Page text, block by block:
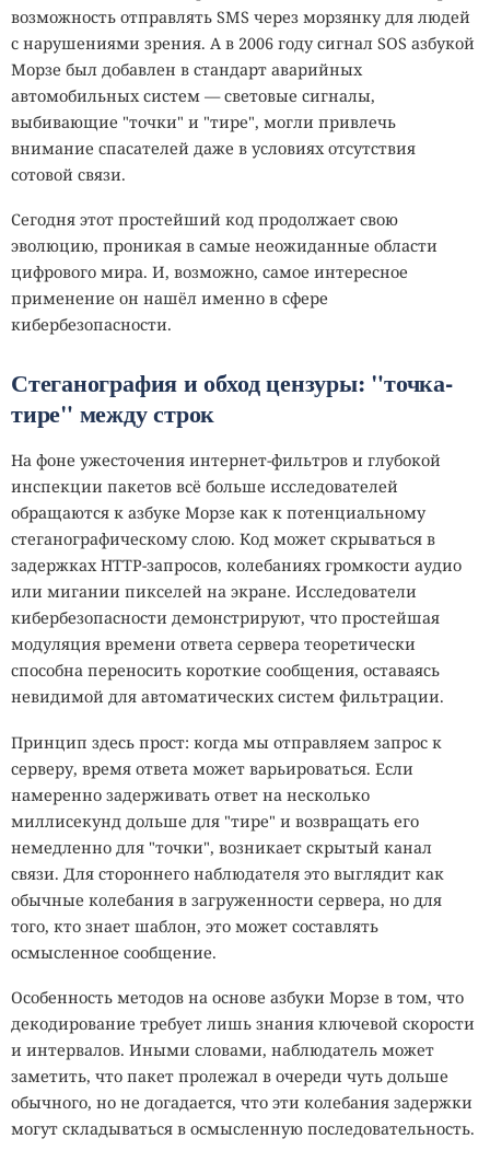
возможность отправлять SMS через морзянку для людей
с нарушениями зрения. А в 2006 году сигнал SOS азбукой
Морзе был добавлен в стандарт аварийных
автомобильных систем — световые сигналы,
выбивающие "точки" и "тире", могли привлечь
внимание спасателей даже в условиях отсутствия
сотовой связи.
Сегодня этот простейший код продолжает свою
эволюцию, проникая в самые неожиданные области
цифрового мира. И, возможно, самое интересное
применение он нашёл именно в сфере
кибербезопасности.
Стеганография и обход цензуры: "точка-
тире" между строк
На фоне ужесточения интернет-фильтров и глубокой
инспекции пакетов всё больше исследователей
обращаются к азбуке Морзе как к потенциальному
стеганографическому слою. Код может скрываться в
задержках HTTP-запросов, колебаниях громкости аудио
или мигании пикселей на экране. Исследователи
кибербезопасности демонстрируют, что простейшая
модуляция времени ответа сервера теоретически
способна переносить короткие сообщения, оставаясь
невидимой для автоматических систем фильтрации.
Принцип здесь прост: когда мы отправляем запрос к
серверу, время ответа может варьироваться. Если
намеренно задерживать ответ на несколько
миллисекунд дольше для "тире" и возвращать его
немедленно для "точки", возникает скрытый канал
связи. Для стороннего наблюдателя это выглядит как
обычные колебания в загруженности сервера, но для
того, кто знает шаблон, это может составлять
осмысленное сообщение.
Особенность методов на основе азбуки Морзе в том, что
декодирование требует лишь знания ключевой скорости
и интервалов. Иными словами, наблюдатель может
заметить, что пакет пролежал в очереди чуть дольше
обычного, но не догадается, что эти колебания задержки
могут складываться в осмысленную последовательность.